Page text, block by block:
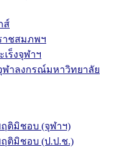
ส์
าชสมภพฯ
ร็งจุฬาฯ
ฬาลงกรณ์มหาวิทยาลัย
ฤติมิชอบ (จุฬาฯ)
ฤติมิชอบ (ป.ป.ช.)